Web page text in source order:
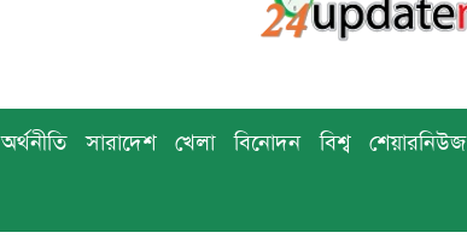
অর্থনীতি সারাদেশ খেলা বিনোদন বিশ্ব শেয়ারনিউজ